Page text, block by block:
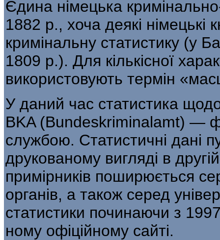
Єдина німецька
1882 р., хоча деякі німецькі
кримінальну статистику (у
1809 р.). Для кількісної
використовують термін
У даний час статистика
BKA (Bundeskriminalamt) —
службою. Статис­тичні дані
друкованому вигляді в
примірників поширюється
органів, а також серед
статистики починаючи з
ному офіційному сайті.